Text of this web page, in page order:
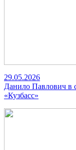
29.05.2026
Данило Павлович в
«Кузбасс»